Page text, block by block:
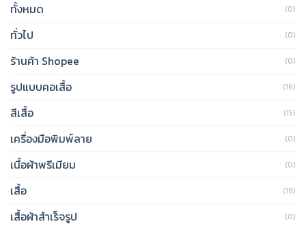
ทั้งหมด (0)
ทั่วไป (0)
ร้านค้า Shopee (0)
รูปแบบคอเสื้อ (16)
สีเสื้อ (15)
เครื่องมือพิมพ์ลาย (0)
เนื้อผ้าพรีเมียม (0)
เสื้อ (19)
เสื้อผ้าสำเร็จรูป (0)